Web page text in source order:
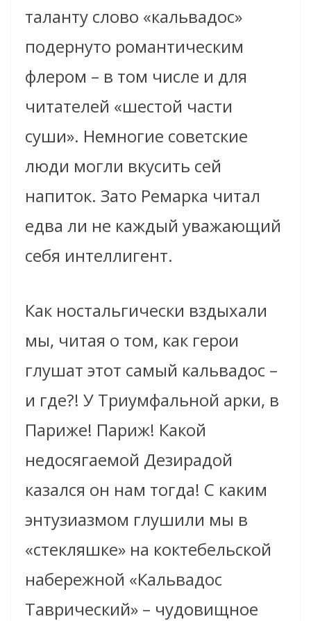
таланту слово «кальвадос»
подернуто романтическим
флером – в том числе и для
читателей «шестой части
суши». Немногие советские
люди могли вкусить сей
напиток. Зато Ремарка читал
едва ли не каждый уважающий
себя интеллигент.
Как ностальгически вздыхали
мы, читая о том, как герои
глушат этот самый кальвадос –
и где?! У Триумфальной арки, в
Париже! Париж! Какой
недосягаемой Дезирадой
казался он нам тогда! С каким
энтузиазмом глушили мы в
«стекляшке» на коктебельской
набережной «Кальвадос
Таврический» – чудовищное